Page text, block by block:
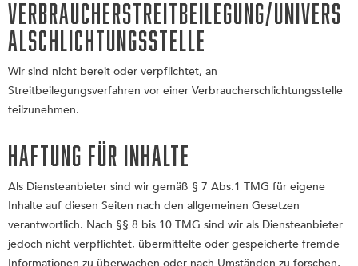
Verbraucherstreitbeilegung/Univers
alschlichtungsstelle
Wir sind nicht bereit oder verpflichtet, an
Streitbeilegungsverfahren vor einer Verbraucherschlichtungsstelle
teilzunehmen.
Haftung für Inhalte
Als Diensteanbieter sind wir gemäß § 7 Abs.1 TMG für eigene
Inhalte auf diesen Seiten nach den allgemeinen Gesetzen
verantwortlich. Nach §§ 8 bis 10 TMG sind wir als Diensteanbieter
jedoch nicht verpflichtet, übermittelte oder gespeicherte fremde